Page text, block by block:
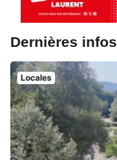
Dernières infos
Locales